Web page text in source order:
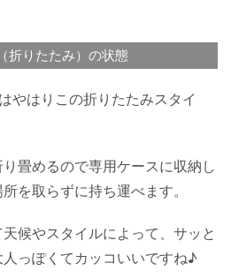
折りたたみ）の状態
やはりこの折りたたみスタイ
畳めるので専用ケースに収納し
を取らずに持ち運べます。
候やスタイルによって、サッと
っぽくてカッコいいですね♪